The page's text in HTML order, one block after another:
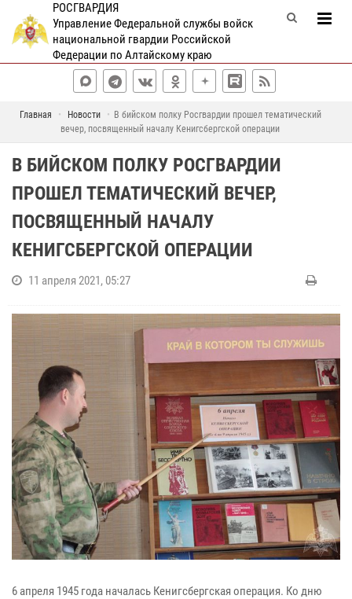
РОСГВАРДИЯ
Управление Федеральной службы войск
национальной гвардии Российской
Федерации по Алтайскому краю
Главная Новости
В бийском полку Росгвардии прошел тематический
вечер, посвященный началу Кенигсбергской операции
В БИЙСКОМ ПОЛКУ РОСГВАРДИИ
ПРОШЕЛ ТЕМАТИЧЕСКИЙ ВЕЧЕР,
ПОСВЯЩЕННЫЙ НАЧАЛУ
КЕНИГСБЕРГСКОЙ ОПЕРАЦИИ
11 апреля 2021, 05:27
6 апреля 1945 года началась Кенигсбергская операция. Ко дню